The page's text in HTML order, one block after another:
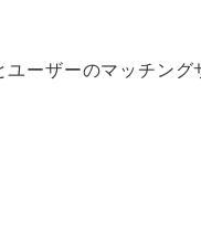
ーザーのマッチング